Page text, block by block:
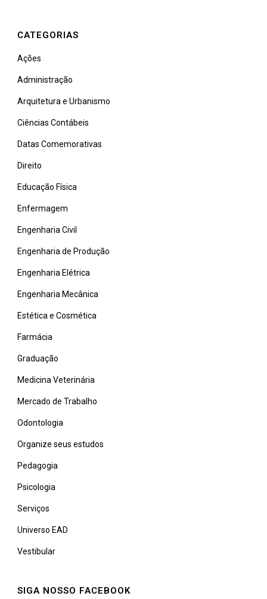
CATEGORIAS
Ações
Administração
Arquitetura e Urbanismo
Ciências Contábeis
Datas Comemorativas
Direito
Educação Física
Enfermagem
Engenharia Civil
Engenharia de Produção
Engenharia Elétrica
Engenharia Mecânica
Estética e Cosmética
Farmácia
Graduação
Medicina Veterinária
Mercado de Trabalho
Odontologia
Organize seus estudos
Pedagogia
Psicologia
Serviços
Universo EAD
Vestibular
SIGA NOSSO FACEBOOK